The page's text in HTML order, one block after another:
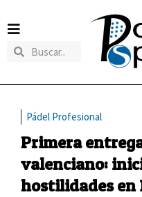
Pádel Profesional
Primera
valenciano:
hostilidades en